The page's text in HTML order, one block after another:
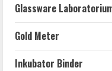
Glassware
Gold Meter
Inkubator Binder